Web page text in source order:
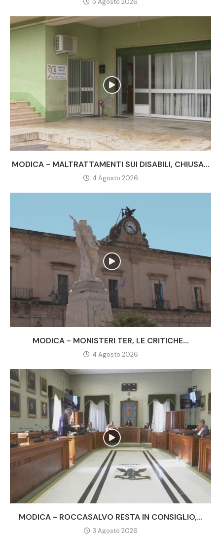
5 Agosto 2026
MODICA - MALTRATTAMENTI SUI DISABILI, CHIUSA...
4 Agosto 2026
MODICA - MONISTERI TER, LE CRITICHE...
4 Agosto 2026
MODICA - ROCCASALVO RESTA IN CONSIGLIO,...
3 Agosto 2026